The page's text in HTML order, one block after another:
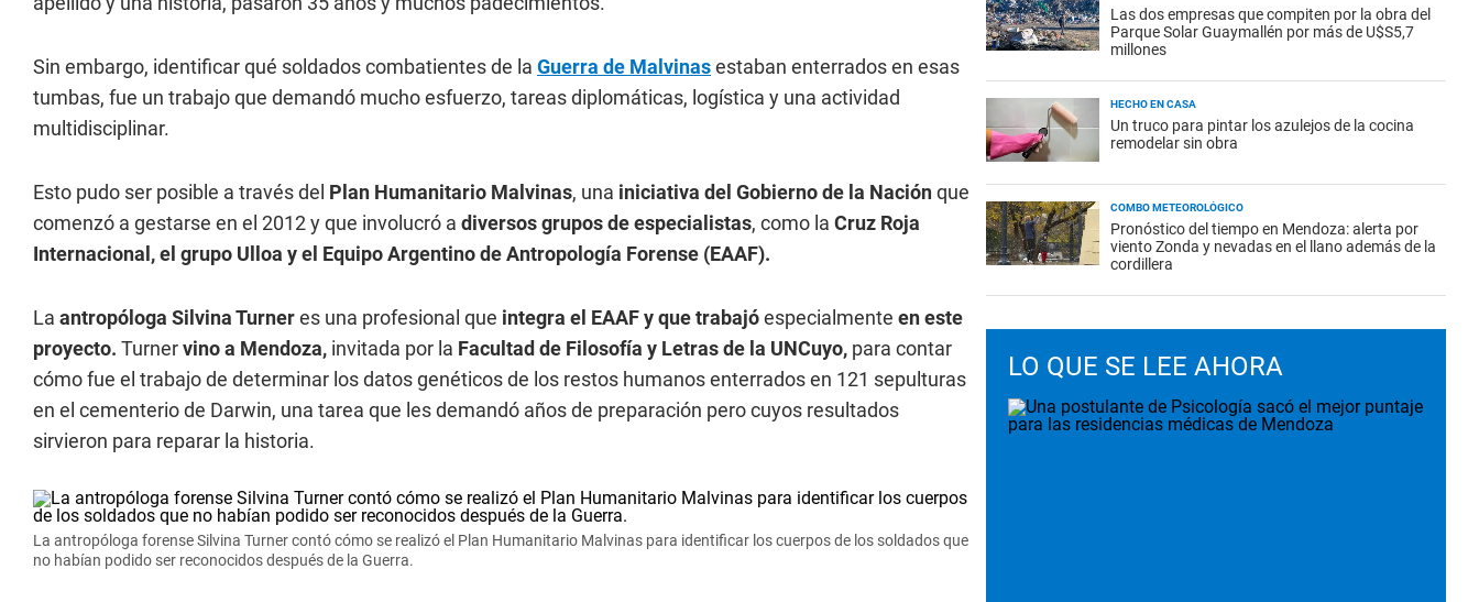
Sin embargo, identificar qué soldados combatientes de la Guerra de Malvinasestaban enterrados en esas
tumbas, fue un trabajo que demandó mucho esfuerzo, tareas diplomáticas, logística y una actividad
multidisciplinar.
Esto pudo ser posible a través del Plan Humanitario Malvinas, una iniciativa del Gobierno de la Naciónque
comenzó a gestarse en el 2012 y que involucró a diversos grupos de especialistas, como la Cruz Roja
Internacional, el grupo Ulloa y el Equipo Argentino de Antropología Forense (EAAF).
La antropóloga Silvina Turneres una profesional que integra el EAAF y que trabajóespecialmente en este
proyecto. Turnervino a Mendoza, invitada por la Facultad de Filosofía y Letras de la UNCuyo, para contar
cómo fue el trabajo de determinar los datos genéticos de los restos humanos enterrados en 121 sepulturas
en el cementerio de Darwin, una tarea que les demandó años de preparación pero cuyos resultados
sirvieron para reparar la historia.
La antropóloga forense Silvina Turner contó cómo se realizó el Plan Humanitario Malvinas para identificar los cuerpos de los soldados que
no habían podido ser reconocidos después de la Guerra.
Las dos empresas que compiten por la obra del
Parque Solar Guaymallén por más de U$S5,7
millones
HECHO EN CASA
Un truco para pintar los azulejos de la cocina
remodelar sin obra
COMBO METEOROLÓGICO
Pronóstico del tiempo en Mendoza: alerta por
viento Zonda y nevadas en el llano además de la
cordillera
LO QUE SE LEE AHORA